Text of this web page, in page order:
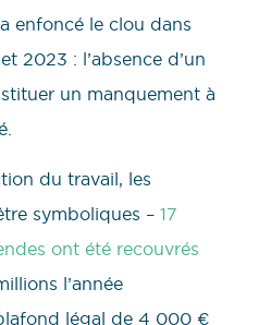
enfoncé le clou dans
2023 : l’absence d’un
un manquement à
du travail, les
symboliques – 17
ont été recouvrés
l’année
légal de 4 000 €